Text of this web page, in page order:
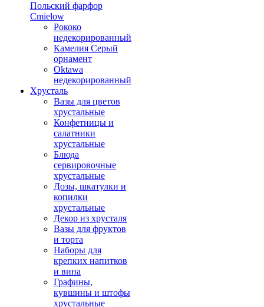
Польский фарфор
Сmielow
Рококо
недекорированный
Камелия Серый
орнамент
Oktawa
недекорированный
Хрусталь
Вазы для цветов
хрустальные
Конфетницы и
салатники
хрустальные
Блюда
сервировочные
хрустальные
Дозы, шкатулки и
копилки
хрустальные
Декор из хрусталя
Вазы для фруктов
и торта
Наборы для
крепких напитков
и вина
Графины,
кувшины и штофы
хрустальные